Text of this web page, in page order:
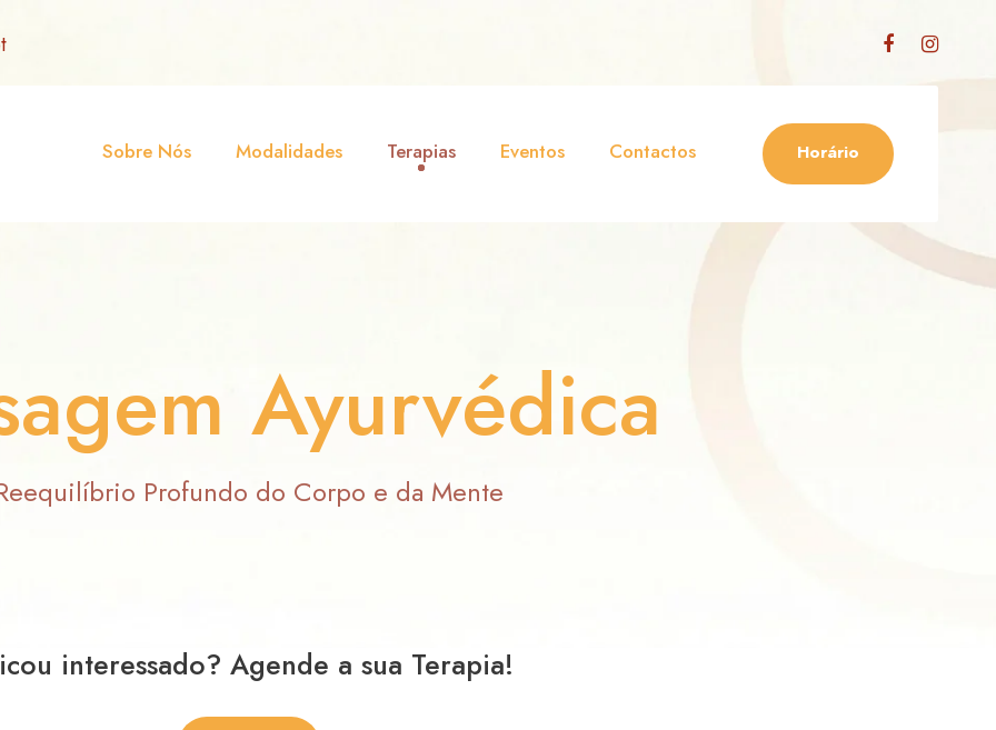
Sobre Nós Modalidades Terapias Eventos Contactos Horário
Ayurvédica
Profundo do Corpo e da Mente
interessado? Agende a sua Terapia!